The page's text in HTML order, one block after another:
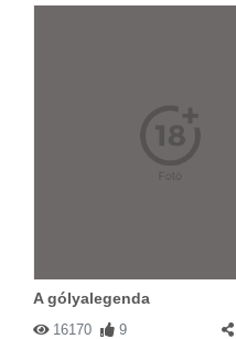
A gólyalegenda
16170 9